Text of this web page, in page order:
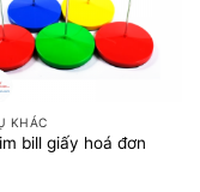
KHÁC
bill giấy hoá đơn